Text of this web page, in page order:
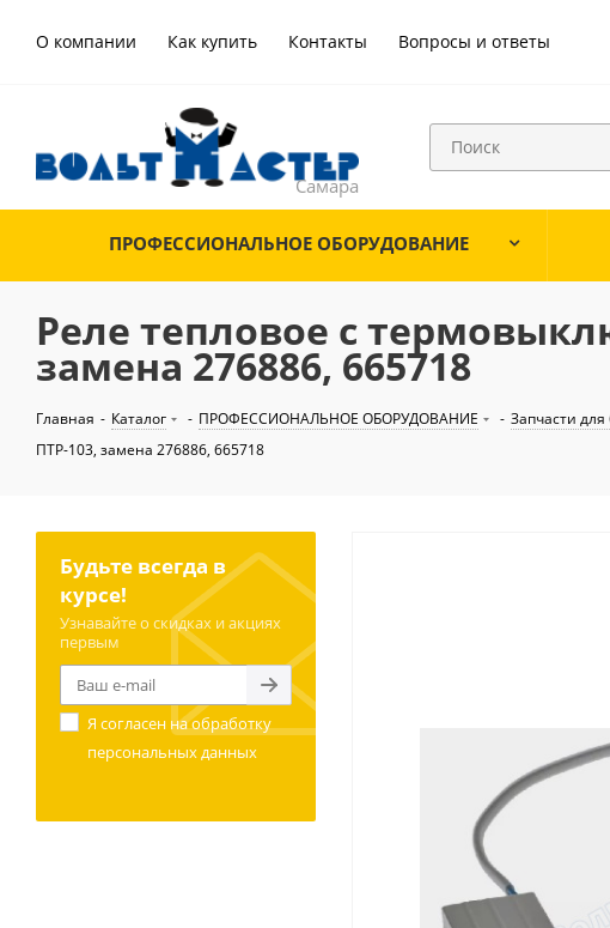
О компании Как купить Контакты Вопросы и ответы
ПРОФЕССИОНАЛЬНОЕ ОБОРУДОВАНИЕ
Реле тепловое с
замена 276886, 665718
Главная - Каталог - ПРОФЕССИОНАЛЬНОЕ ОБОРУДОВАНИЕ - Запчасти
ПТР-103, замена 276886, 665718
Будьте всегда в
курсе!
Узнавайте о скидках и акциях
первым
Я согласен наобработку
персональных данных